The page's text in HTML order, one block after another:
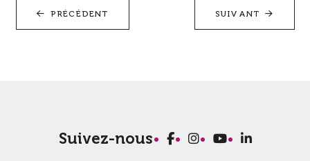
PRÉCÉDENT SUIVANT
Suivez-nous